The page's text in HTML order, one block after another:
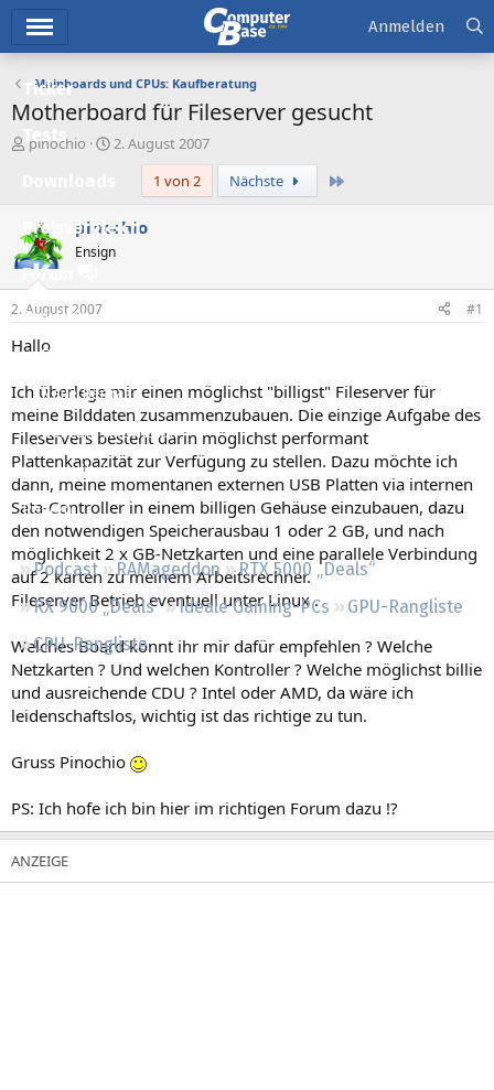
Ticker
Tests
Preisvergleich
Forum
Aktuelles
Empfohlene Inhalte
Neue Beiträge
Neueste Aktivitäten
Leserartikel
Regeln
Podcast RAMageddon
RTX 5000 „Deals“
RX 9000 „Deals“
Ideale Gaming-PCs
GPU-Rangliste
CPU-Rangliste
Anmelden
Mainboards und CPUs: Kaufberatung
Motherboard für Fileserver gesucht
E
l
l
e
r
pinochio
E
e
l
m
2. August 2007
1 von 2
Nächste
pinochio
Ensign
2. August 2007 #1
Hallo
Ich überlege mir einen möglichst "billigst" Fileserver für
meine Bilddaten zusammenzubauen. Die einzige Aufgabe des
Fileservers besteht darin möglichst performant
Plattenkapazität zur Verfügung zu stellen. Dazu möchte ich
dann, meine momentanen externen USB Platten via internen
Sata-Controller in einem billigen Gehäuse einzubauen, dazu
den notwendigen Speicherausbau 1 oder 2 GB, und nach
möglichkeit 2 x GB-Netzkarten und eine parallele Verbindung
auf 2 karten zu meinem Arbeitsrechner.
Fileserver Betrieb eventuell unter Linux .
Welches Board könnt ihr mir dafür empfehlen ? Welche
Netzkarten ? Und welchen Kontroller ? Welche möglichst billie
und ausreichende CDU ? Intel oder AMD, da wäre ich
leidenschaftslos, wichtig ist das richtige zu tun.
Gruss Pinochio
PS: Ich hofe ich bin hier im richtigen Forum dazu !?